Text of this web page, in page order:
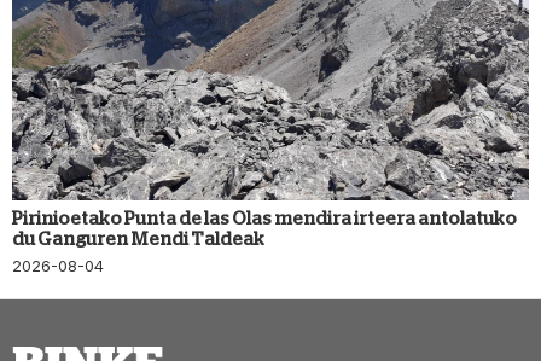
Pirinioetako Punta de las Olas mendira irteera antolatuko
du Ganguren Mendi Taldeak
2026-08-04